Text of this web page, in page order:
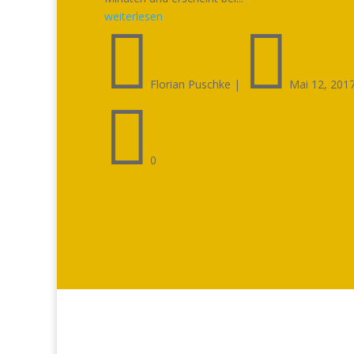
weiterlesen
 Florian Puschke |  Mai 12,
 0